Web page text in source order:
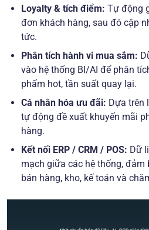
Loyalty & tích điểm: Tự động
đơn khách hàng, sau đó cập
tức.
Phân tích hành vi mua sắm:
vào hệ thống BI/AI để phân
phẩm hot, tần suất quay lại.
Cá nhân hóa ưu đãi: Dựa trên
tự động đề xuất khuyến mãi
hàng.
Kết nối ERP / CRM / POS: Dữ
mạch giữa các hệ thống,
bán hàng, kho, kế toán và